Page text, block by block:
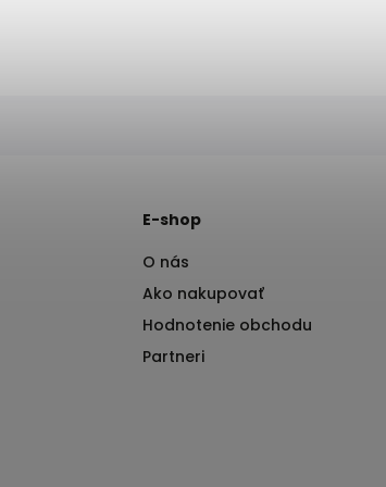
E-shop
O nás
Ako nakupovať
Hodnotenie obchodu
Partneri